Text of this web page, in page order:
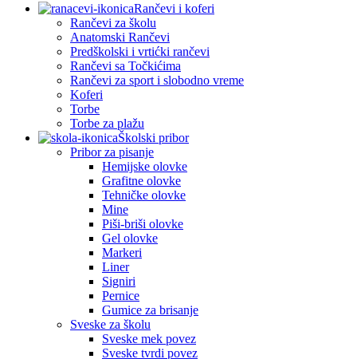
Rančevi i koferi
Rančevi za školu
Anatomski Rančevi
Predškolski i vrtićki rančevi
Rančevi sa Točkićima
Rančevi za sport i slobodno vreme
Koferi
Torbe
Torbe za plažu
Školski pribor
Pribor za pisanje
Hemijske olovke
Grafitne olovke
Tehničke olovke
Mine
Piši-briši olovke
Gel olovke
Markeri
Liner
Signiri
Pernice
Gumice za brisanje
Sveske za školu
Sveske mek povez
Sveske tvrdi povez